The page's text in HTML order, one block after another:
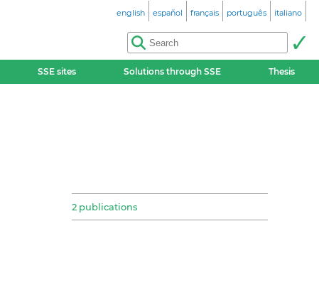
english español français português italiano
SSE sites Solutions through SSE Thesis
2 publications